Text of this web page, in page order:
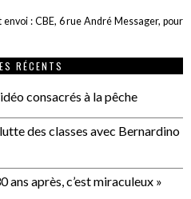
: CBE, 6 rue André Messager, pour
RÉCENTS
consacrés à la pêche
des classes avec Bernardino
ans après, c’est miraculeux »